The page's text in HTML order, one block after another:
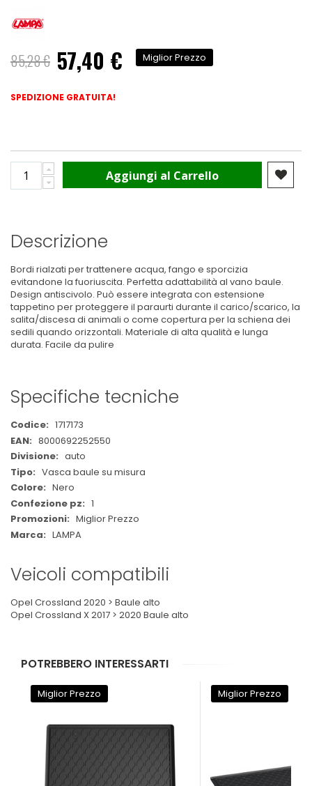
85,28 € Prezzo
speciale
57,40 € Miglior Prezzo
SPEDIZIONE GRATUITA!
Aggiungi al Carrello
Descrizione
Bordi rialzati per trattenere acqua, fango e sporcizia
evitandone la fuoriuscita. Perfetta adattabilità al vano baule.
Design antiscivolo. Può essere integrata con estensione
tappetino per proteggere il paraurti durante il carico/scarico, la
salita/discesa di animali o come copertura per la schiena dei
sedili quando orizzontali. Materiale di alta qualità e lunga
durata. Facile da pulire
Specifiche tecniche
Maggiori
Informazioni
1717173
8000692252550
auto
Vasca baule su misura
Nero
1
Miglior Prezzo
LAMPA
Veicoli compatibili
Opel Crossland 2020 > Baule alto
Opel Crossland X 2017 > 2020 Baule alto
POTREBBERO INTERESSARTI
Miglior Prezzo Miglior Prezzo